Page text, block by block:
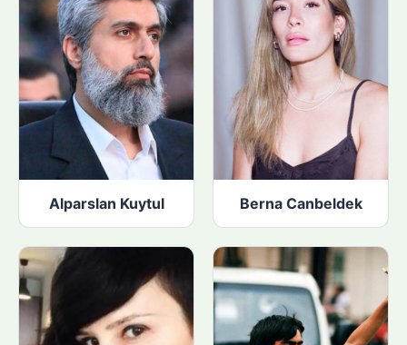
Alparslan Kuytul Berna Canbeldek